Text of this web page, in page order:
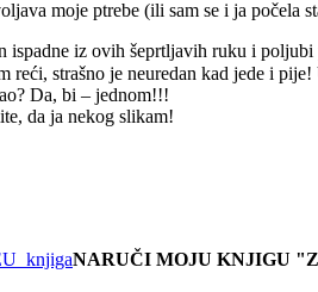
moje ptrebe (ili sam se i ja počela
ispadne iz ovih šeprtljavih ruku i
strašno je neuredan kad jede i
Da, bi – jednom!!!
da ja nekog slikam!
NARUČI MOJU KNJIGU